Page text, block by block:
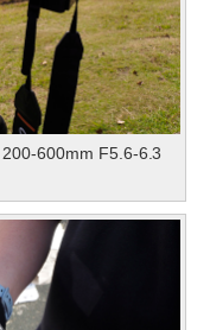
600mm F5.6-6.3